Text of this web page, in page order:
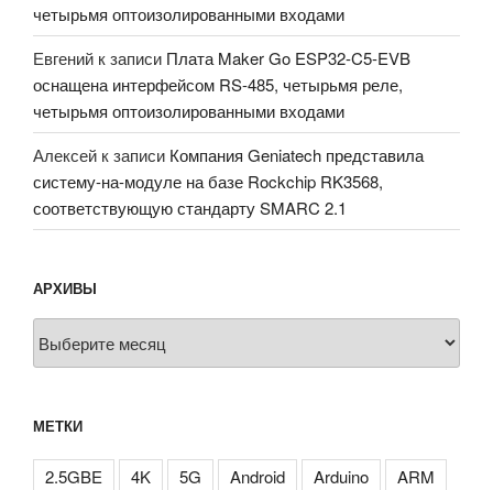
четырьмя оптоизолированными входами
Евгений к записи Плата Maker Go ESP32-C5-EVB
оснащена интерфейсом RS-485, четырьмя реле,
четырьмя оптоизолированными входами
Алексей к записи Компания Geniatech представила
систему-на-модуле на базе Rockchip RK3568,
соответствующую стандарту SMARC 2.1
АРХИВЫ
МЕТКИ
2.5GBE 4K 5G Android Arduino
ARM